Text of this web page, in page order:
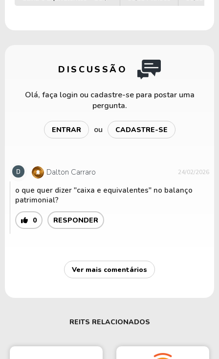
DISCUSSÃO
Olá, faça login ou cadastre-se para postar uma
pergunta.
ENTRAR ou CADASTRE-SE
Dalton Carraro 24/02/2026
o que quer dizer "caixa e equivalentes" no balanço
patrimonial?
0 RESPONDER
Ver mais comentários
REITS RELACIONADOS